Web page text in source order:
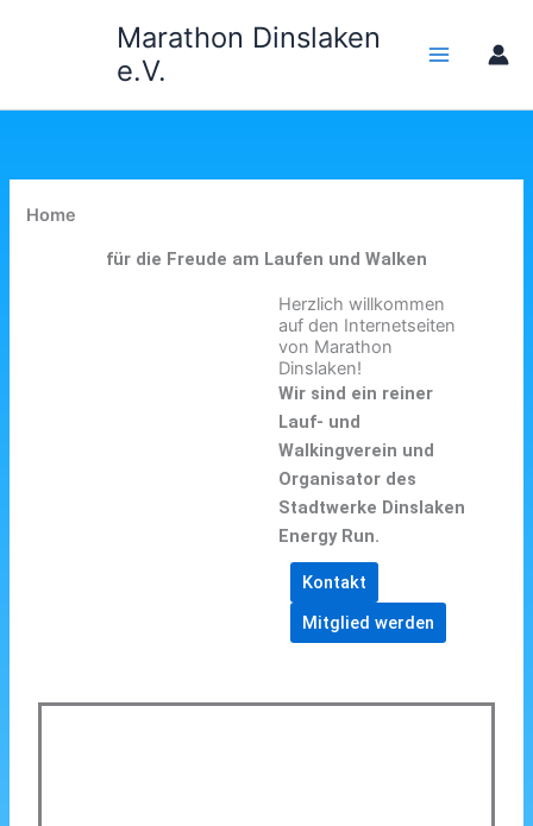
Marathon Dinslaken
e.V.
Home
für die Freude am Laufen und Walken
Herzlich willkommen
auf den Internetseiten
von Marathon
Dinslaken!
Wir sind ein reiner
Lauf- und
Walkingverein und
Organisator des
Stadtwerke Dinslaken
Energy Run.
Kontakt
Mitglied werden